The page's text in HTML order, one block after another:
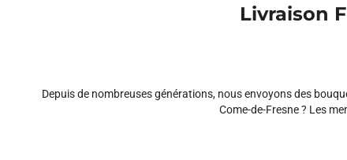
Livraison
Depuis de nombreuses générations, nous envoyons des
Come-de-Fresne ? Les